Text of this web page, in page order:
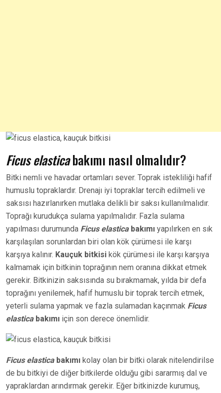
Ficus elasticabakımı nasıl olmalıdır?
Bitki nemli ve havadar ortamları sever. Toprak istekliliği hafif
humuslu topraklardır. Drenajı iyi topraklar tercih edilmeli ve
saksısı hazırlanırken mutlaka delikli bir saksı kullanılmalıdır.
Toprağı kurudukça sulama yapılmalıdır. Fazla sulama
yapılması durumunda Ficus elasticabakımı yapılırken en sık
karşılaşılan sorunlardan biri olan kök çürümesi ile karşı
karşıya kalınır. Kauçuk bitkisi kök çürümesi ile karşı karşıya
kalmamak için bitkinin toprağının nem oranına dikkat etmek
gerekir. Bitkinizin saksısında su bırakmamak, yılda bir defa
toprağını yenilemek, hafif humuslu bir toprak tercih etmek,
yeterli sulama yapmak ve fazla sulamadan kaçınmak Ficus
elasticabakımı için son derece önemlidir.
Ficus elasticabakımı kolay olan bir bitki olarak nitelendirilse
de bu bitkiyi de diğer bitkilerde olduğu gibi sararmış dal ve
yapraklardan arındırmak gerekir. Eğer bitkinizde kurumuş,